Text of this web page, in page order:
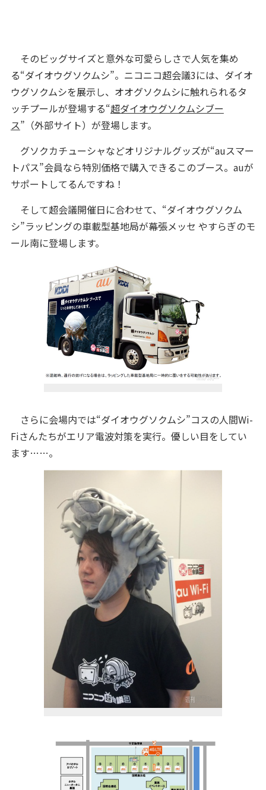
そのビッグサイズと意外な可愛らしさで人気を集め
る“ダイオウグソクムシ”。ニコニコ超会議3には、ダイオ
ウグソクムシを展示し、オオグソクムシに触れられるタ
ッチプールが登場する“超ダイオウグソクムシブー
ス”（外部サイト）が登場します。
グソクカチューシャなどオリジナルグッズが“auスマー
トパス”会員なら特別価格で購入できるこのブース。auが
サポートしてるんですね！
そして超会議開催日に合わせて、“ダイオウグソクム
シ”ラッピングの車載型基地局が幕張メッセ やすらぎのモ
ール南に登場します。
さらに会場内では“ダイオウグソクムシ”コスの人間Wi-
Fiさんたちがエリア電波対策を実行。優しい目をしてい
ます……。